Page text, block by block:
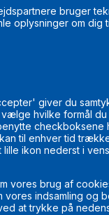
bruger
oplysninger om dig
giver du
vælge hvilke formål
checkboksene
kan til enhver tid
ikon nederst i
vores brug af
vores indsamling og
at trykke på